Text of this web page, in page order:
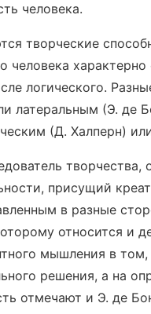
человека.
творческие
человека
логического.
латеральным (Э. де
(Д. Халперн)
присущий
в разные
относится и
мышления в
решения, а на
отмечают и Э. де